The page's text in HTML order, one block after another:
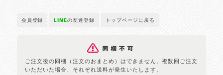
会員登録 LINEの友達登録 トップページに戻る
ご注文後の同梱（注文のおまとめ）はできません。複数回ご注文
いただいた場合、それぞれ送料が発生いたします。